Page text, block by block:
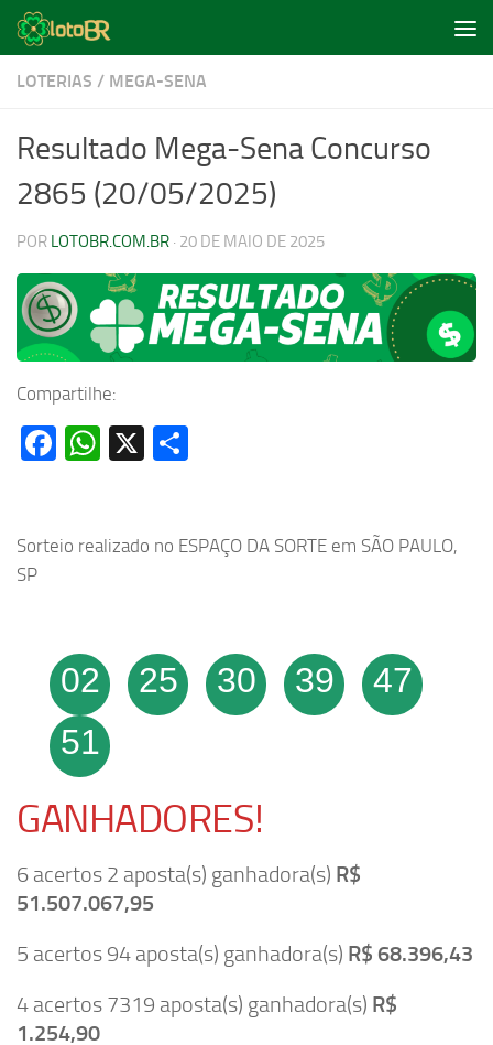
Skip to content
LOTERIAS / MEGA-SENA
Resultado Mega-Sena Concurso
2865 (20/05/2025)
POR LOTOBR.COM.BR · 20 DE MAIO DE 2025
Compartilhe:
Facebook
WhatsApp
X
Sorteio realizado no ESPAÇO DA SORTE em SÃO PAULO,
SP
02 25 30 39
47
51
GANHADORES!
6 acertos 2 aposta(s) ganhadora(s) R$
51.507.067,95
5 acertos 94 aposta(s) ganhadora(s) R$ 68.396,43
4 acertos 7319 aposta(s) ganhadora(s) R$
1.254,90